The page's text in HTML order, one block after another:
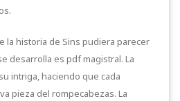
la historia de Sins pudiera parecer
desarrolla es pdf magistral. La
intriga, haciendo que cada
pieza del rompecabezas. La